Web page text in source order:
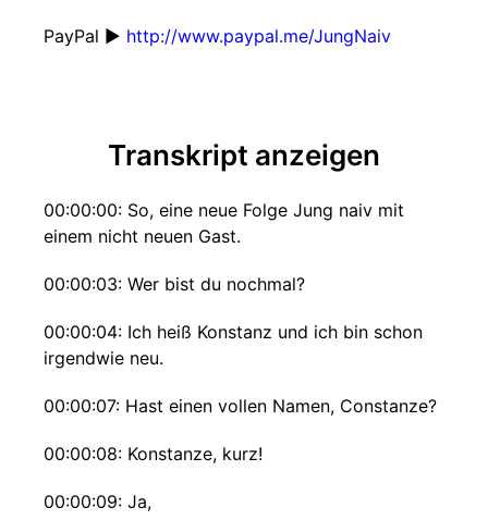
PayPal ► http://www.paypal.me/JungNaiv
Transkript anzeigen
00:00:00: So, eine neue Folge Jung naiv mit
einem nicht neuen Gast.
00:00:03: Wer bist du nochmal?
00:00:04: Ich heiß Konstanz und ich bin schon
irgendwie neu.
00:00:07: Hast einen vollen Namen, Constanze?
00:00:08: Konstanze, kurz!
00:00:09: Ja,